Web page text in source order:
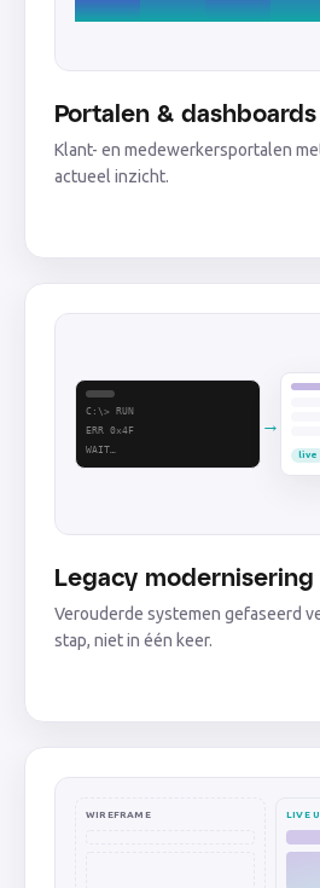
Portalen & dashboards
Klant- en medewerkersportalen
actueel inzicht.
C:\> RUN
ERR 0x4F
WAIT…
→
live
Legacy modernisering
Verouderde systemen gefaseerd
stap, niet in één keer.
WIREFRAME LIVE